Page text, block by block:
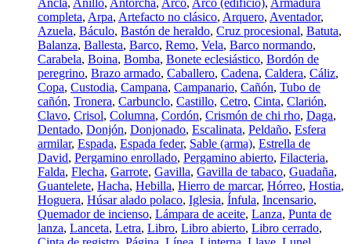
Ancla, Anillo, Antorcha, Arco, Arco (edificio), Armadura
completa, Arpa, Artefacto no clásico, Arquero, Aventador,
Azuela, Báculo, Bastón de heraldo, Cruz procesional, Batuta,
Balanza, Ballesta, Barco, Remo, Vela, Barco normando,
Carabela, Boina, Bomba, Bonete eclesiástico, Bordón de
peregrino, Brazo armado, Caballero, Cadena, Caldera, Cáliz,
Copa, Custodia, Campana, Campanario, Cañón, Tubo de
cañón, Tronera, Carbunclo, Castillo, Cetro, Cinta, Clarión,
Clavo, Crisol, Columna, Cordón, Crismón de chi rho, Daga,
Dentado, Donjón, Donjonado, Escalinata, Peldaño, Esfera
armilar, Espada, Espada feder, Sable (arma), Estrella de
David, Pergamino enrollado, Pergamino abierto, Filacteria,
Falda, Flecha, Garrote, Gavilla, Gavilla de tabaco, Guadaña,
Guantelete, Hacha, Hebilla, Hierro de marcar, Hórreo, Hostia,
Hoguera, Húsar alado polaco, Iglesia, Ínfula, Incensario,
Quemador de incienso, Lámpara de aceite, Lanza, Punta de
lanza, Lanceta, Letra, Libro, Libro abierto, Libro cerrado,